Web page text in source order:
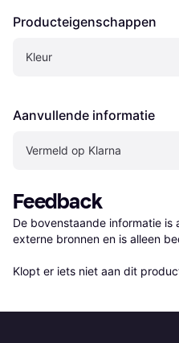
Producteigenschappen
Kleur
Aanvullende informatie
Vermeld op Klarna
Feedback
De bovenstaande informatie
externe bronnen en is alleen
Klopt er iets niet aan dit